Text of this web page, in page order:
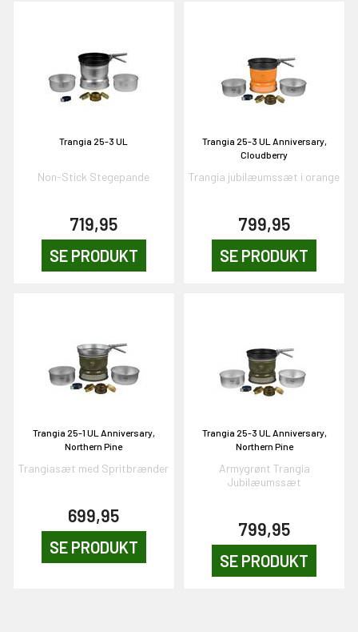
Trangia 25-3 UL
Non-Stick Stegepande
719,95
SE PRODUKT
Trangia 25-3 UL Anniversary,
Cloudberry
Trangia jubilæumssæt i orange
799,95
SE PRODUKT
Trangia 25-1 UL Anniversary,
Northern Pine
Trangiasæt med Spritbrænder
699,95
SE PRODUKT
Trangia 25-3 UL Anniversary,
Northern Pine
Armygrønt Trangia
Jubilæumssæt
799,95
SE PRODUKT